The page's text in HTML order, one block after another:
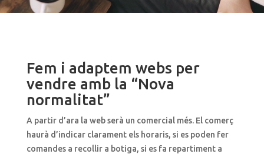
Fem i adaptem webs per
vendre amb la “Nova
normalitat”
A partir d’ara la web serà un comercial més. El comerç
haurà d’indicar clarament els horaris, si es poden fer
comandes a recollir a botiga, si es fa repartiment a